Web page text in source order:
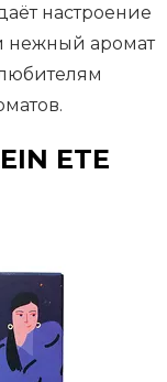
настроение
нежный аромат
ETE